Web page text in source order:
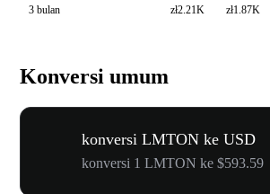
3 bulan
zł2.21K zł1.87K
Konversi umum
konversi LMTON ke USD
konversi 1 LMTON ke $593.59